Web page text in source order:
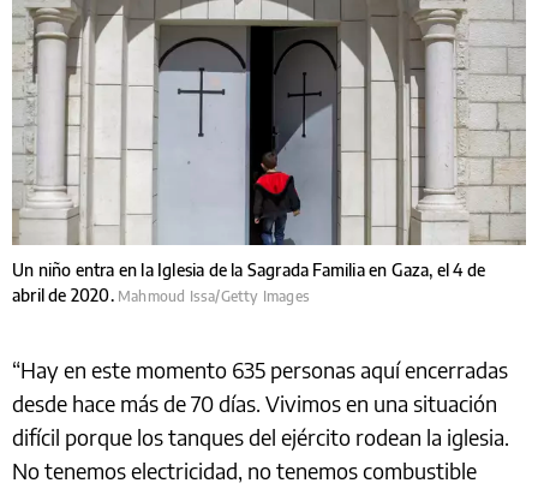
Un niño entra en la Iglesia de la Sagrada Familia en Gaza, el 4 de
abril de 2020. Mahmoud Issa/Getty Images
“Hay en este momento 635 personas aquí encerradas
desde hace más de 70 días. Vivimos en una situación
difícil porque los tanques del ejército rodean la iglesia.
No tenemos electricidad, no tenemos combustible